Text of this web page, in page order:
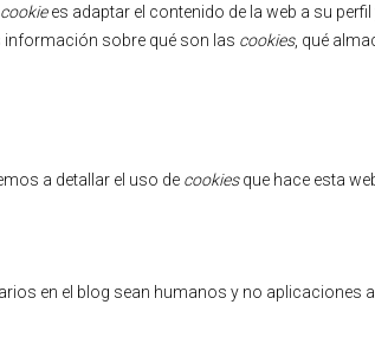
cookiees adaptar el contenido de la web a su
información sobre qué son las cookies, qué
a detallar el uso de cookiesque hace esta
en el blog sean humanos y no aplicaciones